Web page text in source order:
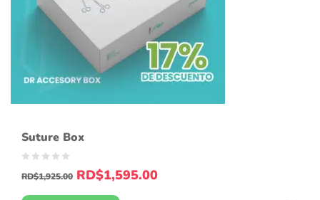
Suture Box
RD$1,925.00 RD$1,595.00